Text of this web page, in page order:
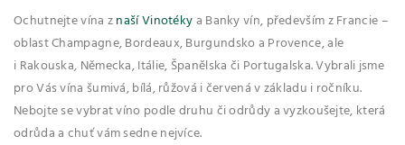
Ochutnejte vína znaší Vinotékya Banky vín, především z Francie –
oblast Champagne, Bordeaux, Burgundsko a Provence, ale
i Rakouska, Německa, Itálie, Španělska či Portugalska. Vybrali jsme
pro Vás vína šumivá, bílá, růžová i červená v základu i ročníku.
Nebojte se vybrat víno podle druhu či odrůdy a vyzkoušejte, která
odrůda a chuť vám sedne nejvíce.